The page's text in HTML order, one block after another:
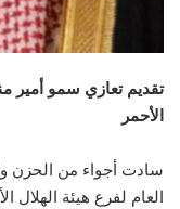
تقديم تعازي سمو أمير
الأحمر
سادت أجواء من الحزن
العام لفرع هيئة الهلال